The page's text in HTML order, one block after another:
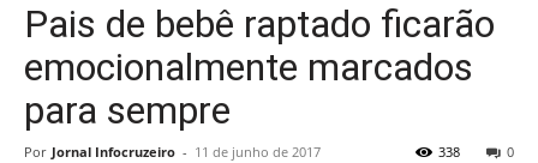
Pais de bebê raptado ficarão
emocionalmente marcados
para sempre
Por Jornal Infocruzeiro - 11 de junho de 2017 0
338